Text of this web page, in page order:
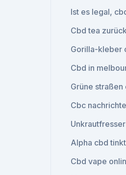
Ist es legal,
Cbd tea
Gorilla-kleber
Cbd in
Grüne
Cbc
Alpha cbd
Cbd vape